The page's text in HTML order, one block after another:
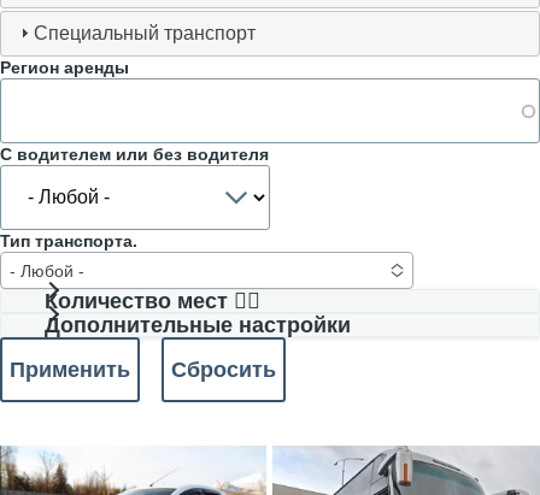
Специальный транспорт
Регион аренды
С водителем или без водителя
Тип транспорта.
- Любой -
Количество мест 🧍‍♂️
Дополнительные настройки